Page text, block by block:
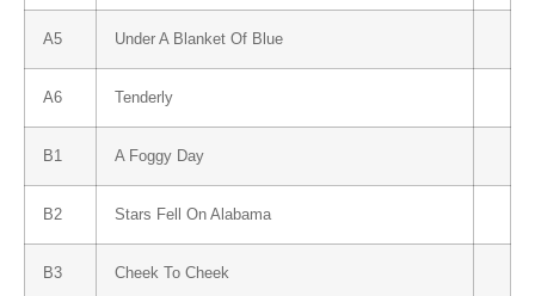
A5 Under A Blanket Of Blue
A6 Tenderly
B1 A Foggy Day
B2 Stars Fell On Alabama
B3 Cheek To Cheek